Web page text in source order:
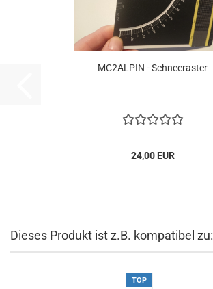
MC2ALPIN - Schneeraster
24,00 EUR
Dieses Produkt ist z.B. kompatibel zu:
TOP